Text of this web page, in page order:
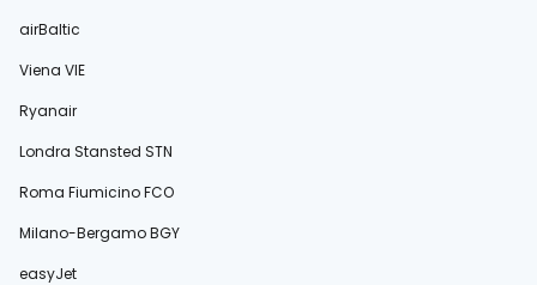
airBaltic
Viena VIE
Ryanair
Londra Stansted STN
Roma Fiumicino FCO
Milano-Bergamo BGY
easyJet